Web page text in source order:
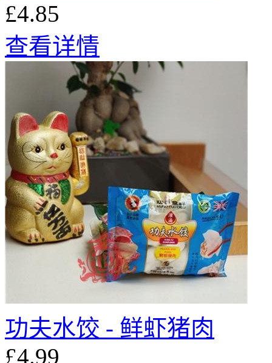
£4.85
查看详情
功夫水饺 - 鲜虾猪肉
£4.99